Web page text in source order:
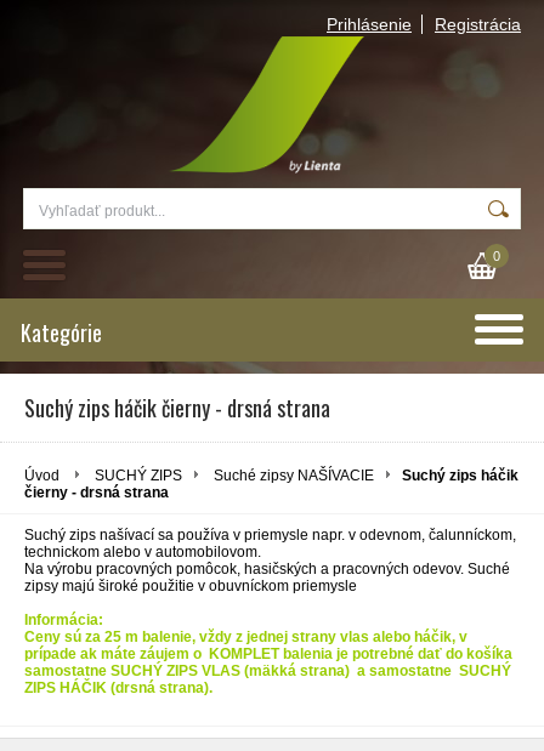
Prihlásenie Registrácia
0
Kategórie
Suchý zips háčik čierny - drsná strana
Úvod SUCHÝ ZIPS Suché zipsy NAŠÍVACIE
Suchý zips háčik
čierny - drsná strana
Suchý zips našívací sa používa v priemysle napr. v odevnom, čalunníckom,
technickom alebo v automobilovom.
Na výrobu pracovných pomôcok, hasičských a pracovných odevov. Suché
zipsy majú široké použitie v obuvníckom priemysle
Informácia:
Ceny sú za 25 m balenie, vždy z jednej strany vlas alebo háčik, v
prípade ak máte záujem o KOMPLET balenia je potrebné dať do košíka
samostatne SUCHÝ ZIPS VLAS (mäkká strana) a samostatne SUCHÝ
ZIPS HÁČIK (drsná strana).